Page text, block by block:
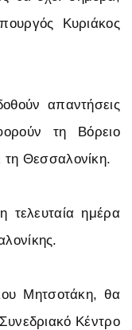
Κυριάκος
απαντήσεις
τη Βόρειο
τη Θεσσαλονίκη.
τελευταία ημέρα
Μητσοτάκη, θα
Κέντρο